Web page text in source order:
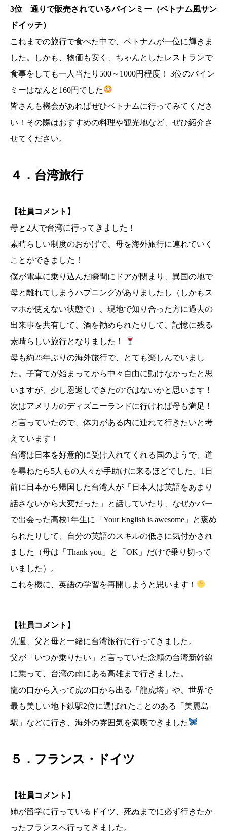
3位 通りで販売されているバインミー（ベトナム風サン
ドイッチ）
これまでの旅行で食べた中で、ベトナムが一位に輝きま
した。しかも、物価も安く、ちゃんとしたレストランで
食事をしても一人当たり500～1000円程度！ 3位のバイン
ミーはなんと160円でした
皆さんも機会があればぜひベトナムに行ってみてくださ
い！その際はおすすめの料理や観光地など、ぜひ紹介さ
せてください。
４．台湾旅行
【社員コメント】
母と2人で台湾に行ってきました！
素晴らしい制度のおかげで、母を海外旅行に連れていく
ことができました！
僕が電車に乗り込んだ瞬間にドアが閉まり、異国の地で
母と離れてしまうハプニングがありましたし（しかもス
マホが使えない状態で）、現地で知り合った方に過去の
出来事を共有して、酒を勧められたりして、記憶に残る
素晴らしい旅行となりました！
母も約25年ぶりの海外旅行で、とても楽しんでいまし
た。子育てが始まってから中々自由に動けなかったと思
いますが、少し恩返しできたのではないかと思います！
次はアメリカのディズニーランドに行ければ母も満足！
と言っていたので、体力がある内に連れて行きたいと考
えています！
台湾は日本を好意的に受け入れてくれる国のようで、道
を尋ねたら5人もの人々が手助けに来るほどでした。1日
前に日本から帰国した台湾人が「日本人は英語をあまり
話さないから大変だった」と話していたり、なぜかバー
で出会った高校1年生に「Your English is awesome」と褒め
られたりして、自分の英語のスキルの低さに気付かされ
ました（母は「Thank you」と「OK」だけで乗り切って
いました）。
これを機に、英語の学習を再開しようと思います！
【社員コメント】
先週、父と母と一緒に台湾旅行に行ってきました。
父が「いつか乗りたい」と言っていた念願の台湾新幹線
に乗って、台湾の南にある高雄まで行きました。
龍の口から入って虎の口から出る「龍虎塔」や、世界で
最も美しい地下鉄駅2位に選ばれたことのある「美麗島
駅」などに行き、海外の雰囲気を満喫できました
５．フランス・ドイツ
【社員コメント】
姉が留学に行っているドイツ、死ぬまでに必ず行きたか
ったフランスへ行ってきました。